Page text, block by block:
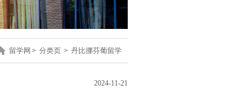
留学网 > 分类页 > 丹比挪芬葡留学
2024-11-21